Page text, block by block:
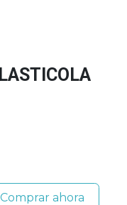
Comprar ahora